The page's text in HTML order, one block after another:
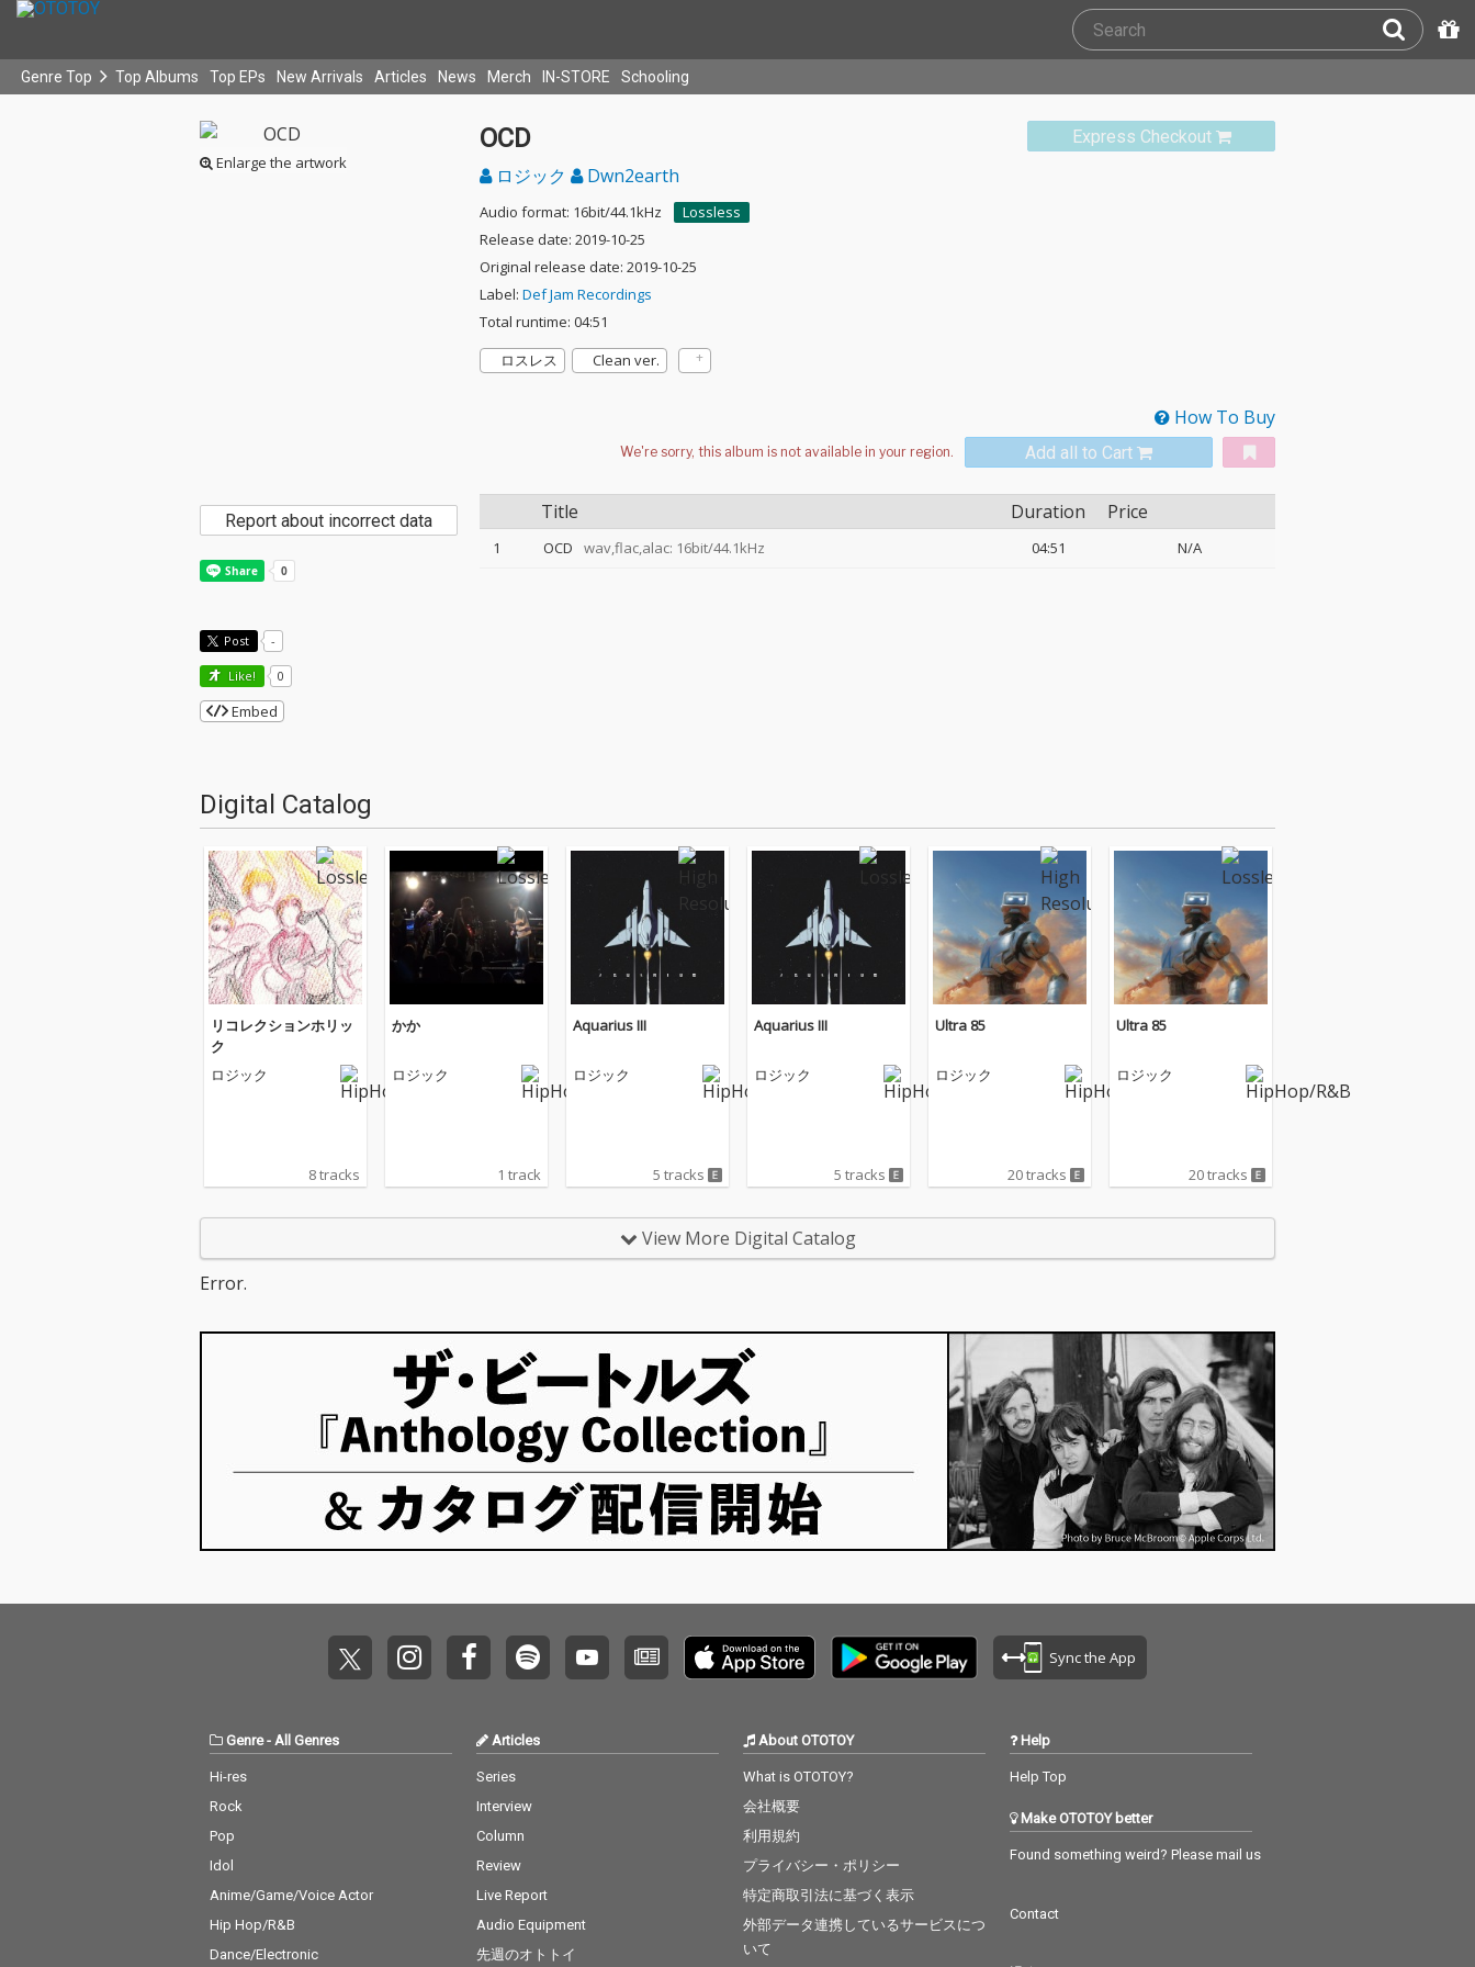
Genre Top Top Albums Top EPs New Arrivals Articles News Merch IN-STORE Schooling
Enlarge the artwork
Express Checkout
OCD
ロジック Dwn2earth
Audio format: 16bit/44.1kHz
Lossless
Release date: 2019-10-25
Original release date: 2019-10-25
Label: Def Jam Recordings
Total runtime: 04:51
ロスレス
Clean ver.
How To Buy
Add all to Cart
Title Duration Price
1 OCD wav,flac,alac: 16bit/44.1kHz 04:51 N/A
Report about incorrect data
Post -
Like! 0
Embed
Digital Catalog
リコレクションホリッ
ク
ロジック
8 tracks
かか
ロジック
1 track
Aquarius III
ロジック
5 tracks
Aquarius III
ロジック
5 tracks
Ultra 85
ロジック
20 tracks
Ultra 85
ロジック
20 tracks
View More Digital Catalog
Error.
Sync the App
Genre- All Genres
Hi-res
Rock
Pop
Idol
Anime/Game/Voice Actor
Hip Hop/R&B
Dance/Electronic
Articles
Series
Interview
Column
Review
Live Report
Audio Equipment
先週のオトトイ
About OTOTOY
What is OTOTOY?
会社概要
利用規約
プライバシー・ポリシー
特定商取引法に基づく表示
外部データ連携しているサービスにつ
いて
Help
Help Top
Make OTOTOY better
Found something weird? Please mail us
Contact